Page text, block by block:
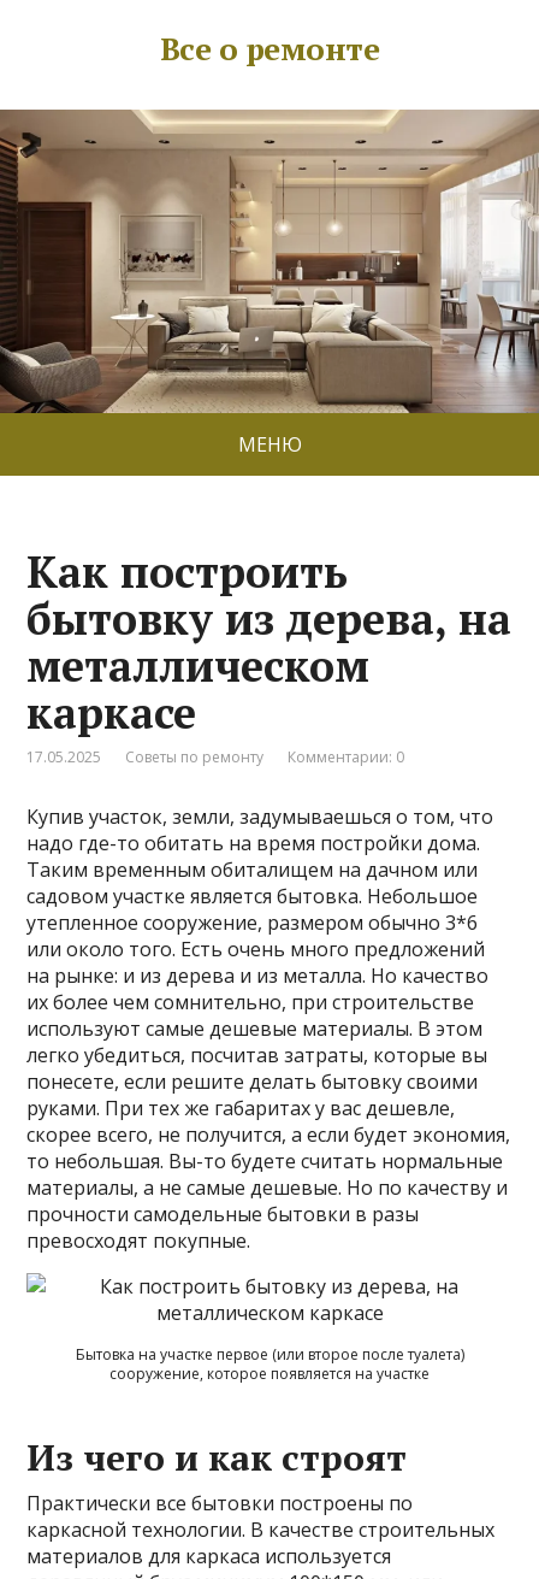
Все о ремонте
МЕНЮ
Как построить
бытовку из дерева, на
металлическом
каркасе
17.05.2025 Советы по ремонту Комментарии: 0
Купив участок, земли, задумываешься о том, что
надо где-то обитать на время постройки дома.
Таким временным обиталищем на дачном или
садовом участке является бытовка. Небольшое
утепленное сооружение, размером обычно 3*6
или около того. Есть очень много предложений
на рынке: и из дерева и из металла. Но качество
их более чем сомнительно, при строительстве
используют самые дешевые материалы. В этом
легко убедиться, посчитав затраты, которые вы
понесете, если решите делать бытовку своими
руками. При тех же габаритах у вас дешевле,
скорее всего, не получится, а если будет экономия,
то небольшая. Вы-то будете считать нормальные
материалы, а не самые дешевые. Но по качеству и
прочности самодельные бытовки в разы
превосходят покупные.
Бытовка на участке первое (или второе после туалета)
сооружение, которое появляется на участке
Из чего и как строят
Практически все бытовки построены по
каркасной технологии. В качестве строительных
материалов для каркаса используется